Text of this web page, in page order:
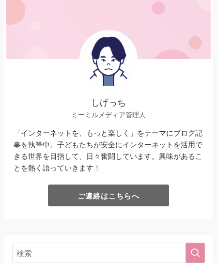
しげっち
ミーミルメディア管理人
「インターネットを、もっと楽しく」をテーマにブログ記
事を執筆中。子どもたちが安全にインターネットを活用で
きる世界を目指して、日々奮闘しています。興味があるこ
とを熱く語っていきます！
ご連絡はこちらへ